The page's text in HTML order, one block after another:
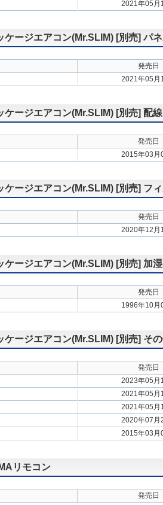
2021年05月
ケージエアコン(Mr.SLIM) [別売] パ
発売日
2021年05月
ケージエアコン(Mr.SLIM) [別売] 配
発売日
2015年03月
ケージエアコン(Mr.SLIM) [別売] フ
発売日
2020年12月
ケージエアコン(Mr.SLIM) [別売] 加
発売日
1996年10月
ケージエアコン(Mr.SLIM) [別売] そ
発売日
2023年05月
2021年05月
2021年05月
2020年07月
2015年03月
リモコン
発売日